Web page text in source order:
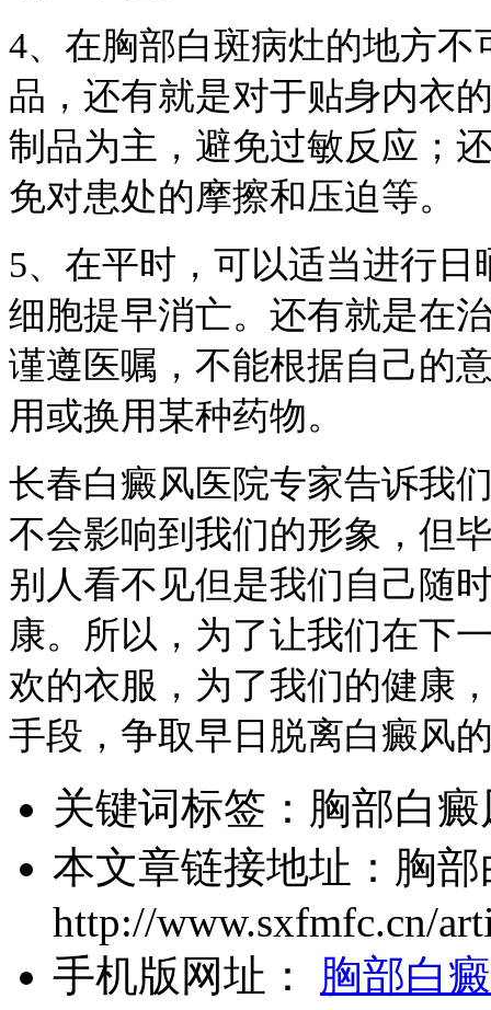
4、在胸部白斑病灶的地方
品，还有就是对于贴身内衣
制品为主，避免过敏反应；
免对患处的摩擦和压迫等。
5、在平时，可以适当进行
细胞提早消亡。还有就是在
谨遵医嘱，不能根据自己的
用或换用某种药物。
长春白癜风医院专家告诉我
不会影响到我们的形象，但
别人看不见但是我们自己随
康。所以，为了让我们在下
欢的衣服，为了我们的健康
手段，争取早日脱离白癜风
关键词标签： 胸部白
本文章链接地址： 胸
http://www.sxfmfc.cn/
手机版网址：
胸部白